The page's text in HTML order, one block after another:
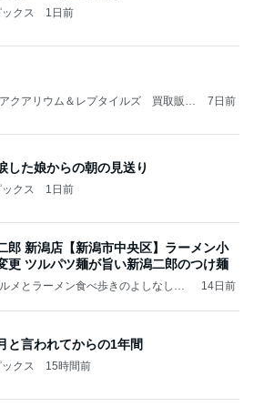
クス 1日前
クアリウム＆レプタイルズ 買取販売
7日前
した娘からの朝の見送り
クス 1日前
郎 新潟店【新潟市中央区】ラーメン小
更 ツルパツ麺が旨い新潟二郎のつけ麺
メとラーメン食べ歩きのよしなしご
14日前
と言われてからの1年間
クス 15時間前